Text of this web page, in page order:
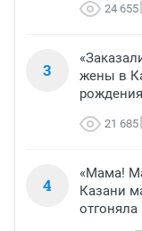
24 655
3
жены в
21 685
4
«Мама!
Казани